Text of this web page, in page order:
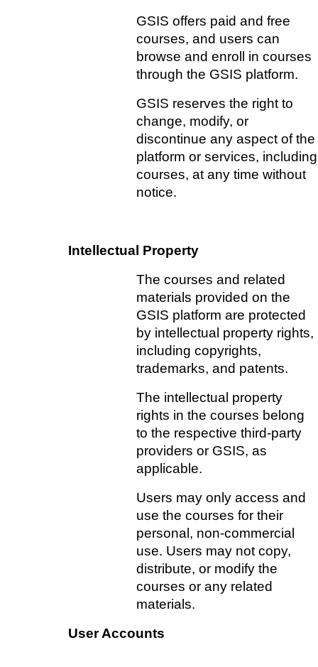
GSIS offers paid and free
courses, and users can
browse and enroll in courses
through the GSIS platform.
GSIS reserves the right to
change, modify, or
discontinue any aspect of the
platform or services, including
courses, at any time without
notice.
Intellectual Property
The courses and related
materials provided on the
GSIS platform are protected
by intellectual property rights,
including copyrights,
trademarks, and patents.
The intellectual property
rights in the courses belong
to the respective third-party
providers or GSIS, as
applicable.
Users may only access and
use the courses for their
personal, non-commercial
use. Users may not copy,
distribute, or modify the
courses or any related
materials.
User Accounts